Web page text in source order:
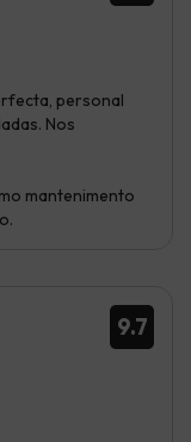
personal
Nos
mantenimento
9.7